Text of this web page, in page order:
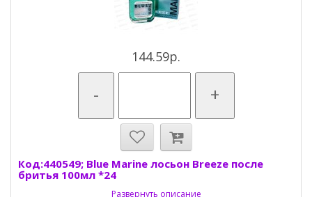
144.59р.
- +
Код:440549; Blue Marine лосьон Breeze после
бритья 100мл *24
Развернуть описание